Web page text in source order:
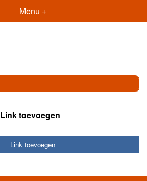
Menu +
Link toevoegen
Link toevoegen